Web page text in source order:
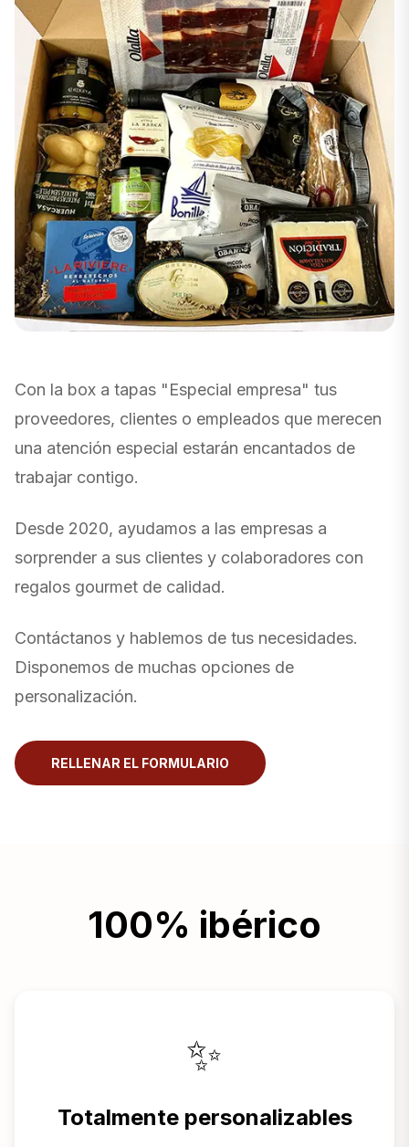
Con la box a tapas "Especial empresa" tus
proveedores, clientes o empleados que merecen
una atención especial estarán encantados de
trabajar contigo.
Desde 2020, ayudamos a las empresas a
sorprender a sus clientes y colaboradores con
regalos gourmet de calidad.
Contáctanos y hablemos de tus necesidades.
Disponemos de muchas opciones de
personalización.
RELLENAR EL FORMULARIO
100% ibérico
✨
Totalmente personalizables